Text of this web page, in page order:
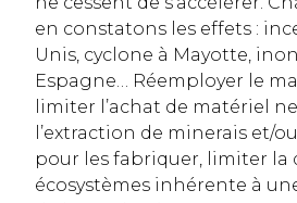
en constatons les effets :
Unis, cyclone à Mayotte,
Espagne… Réemployer le
limiter l’achat de matériel
l’extraction de minerais et/
pour les fabriquer, limiter la
écosystèmes inhérente à